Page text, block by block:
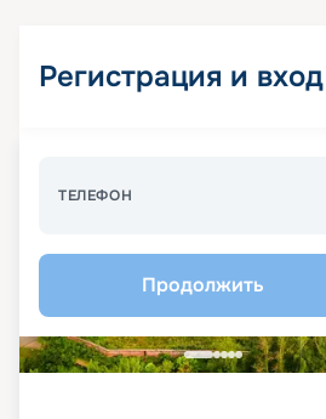
Регистрация и вход
ТЕЛЕФОН
Продолжить
Популярные